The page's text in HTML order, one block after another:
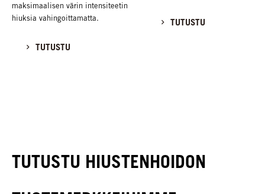
maksimaalisen värin intensiteetin
hiuksia vahingoittamatta.
TUTUSTU
TUTUSTU
TUTUSTU HIUSTENHOIDON